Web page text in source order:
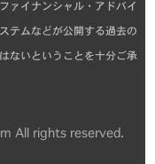
ァイナンシャル・アドバイ
テムなどが公開する過去の
ないということを十分ご承
All rights reserved.